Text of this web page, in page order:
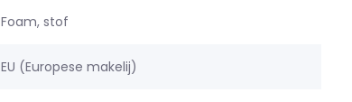
Foam, stof
EU (Europese makelij)